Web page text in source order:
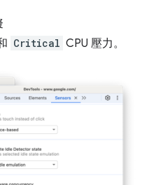
Critical CPU 壓力。